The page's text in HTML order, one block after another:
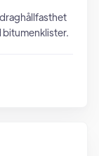
bitumenklister.